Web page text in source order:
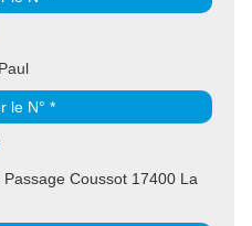
le N° *
Coussot 17400 La